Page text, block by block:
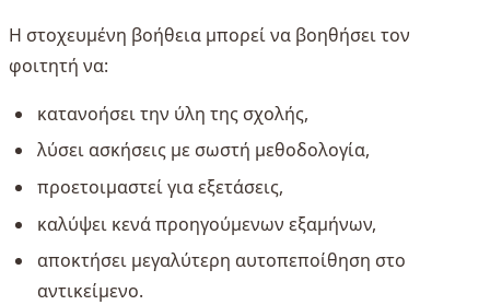
Η στοχευμένη βοήθεια μπορεί να βοηθήσει τον
φοιτητή να:
κατανοήσει την ύλη της σχολής,
λύσει ασκήσεις με σωστή μεθοδολογία,
προετοιμαστεί για εξετάσεις,
καλύψει κενά προηγούμενων εξαμήνων,
αποκτήσει μεγαλύτερη αυτοπεποίθηση στο
αντικείμενο.